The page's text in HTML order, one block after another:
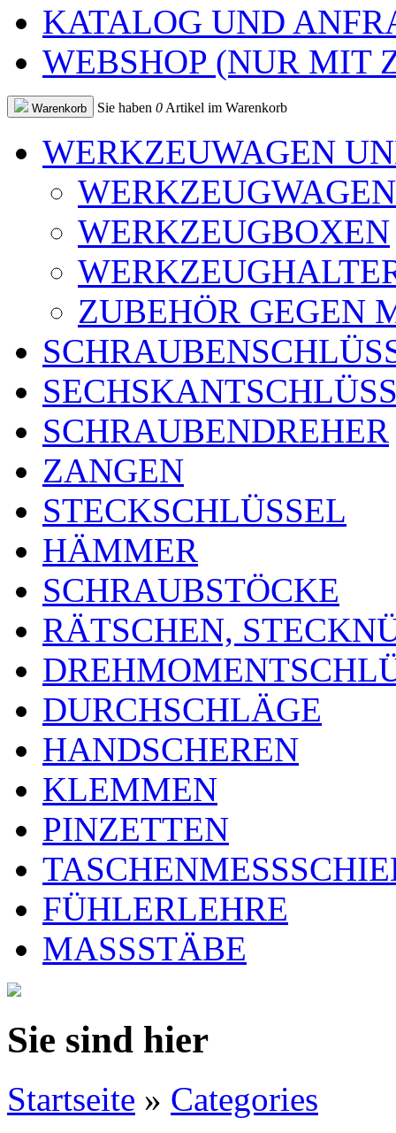
KATALOG UND
WEBSHOP (NUR MIT
Warenkorb Sie haben 0 Artikel im Warenkorb
WERKZEUWAGEN
WERKZEUGWAGEN
WERKZEUGBOXEN
ZUBEHÖR GEGEN
SCHRAUBENDREHER
ZANGEN
STECKSCHLÜSSEL
HÄMMER
SCHRAUBSTÖCKE
RÄTSCHEN,
DURCHSCHLÄGE
HANDSCHEREN
KLEMMEN
PINZETTEN
FÜHLERLEHRE
MASSSTÄBE
Sie sind hier
Startseite » Categories